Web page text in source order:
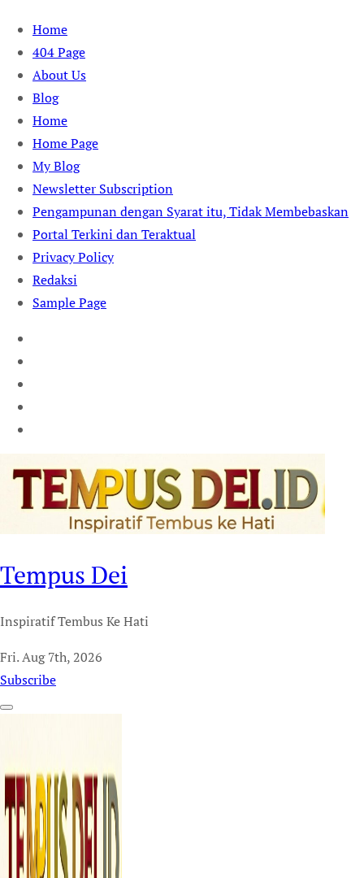
Skip
content
Home
404 Page
About Us
Blog
Home
Home Page
My Blog
Newsletter Subscription
Pengampunan dengan Syarat itu, Tidak Membebaskan
Portal Terkini dan Teraktual
Privacy Policy
Redaksi
Sample Page
Tempus Dei
Inspiratif Tembus Ke Hati
Fri. Aug 7th, 2026
Subscribe